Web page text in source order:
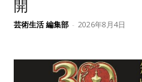
開
芸術生活 編集部 - 2026年8月4日